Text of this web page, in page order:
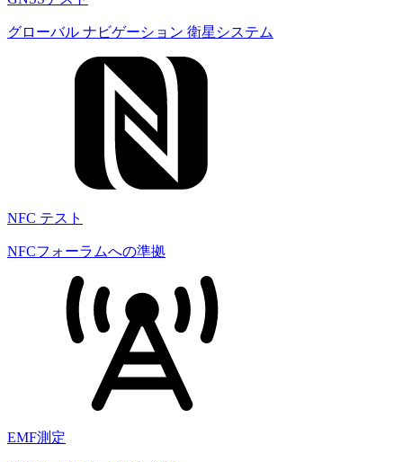
グローバル ナビゲーション 衛星システム
NFC テスト
NFCフォーラムへの準拠
EMF測定